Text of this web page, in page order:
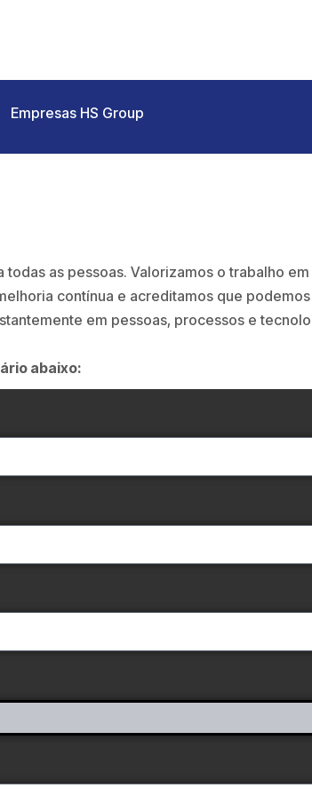
Empresas HS Group
as pessoas. Valorizamos o trabalho
contínua e acreditamos que
em pessoas, processos e
abaixo: